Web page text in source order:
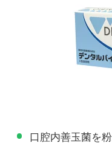
口腔内善玉菌を